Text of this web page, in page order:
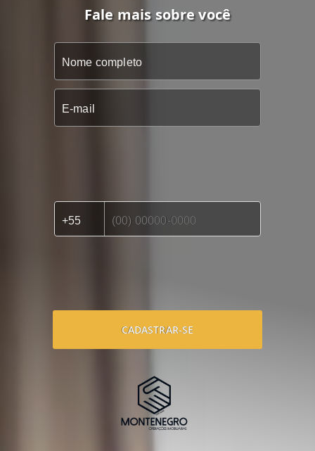
Fale mais sobre você
CADASTRAR-SE